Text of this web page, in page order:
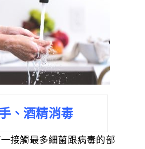
、酒精消毒
接觸最多細菌跟病毒的部